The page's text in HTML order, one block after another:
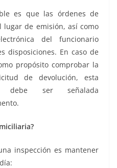
es que las órdenes de
de emisión, así como
del funcionario
disposiciones. En caso de
propósito comprobar la
de devolución, esta
debe ser señalada
inspección es mantener